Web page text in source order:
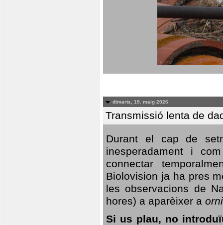
dimarts, 19. maig 2026
Transmissió lenta de
Durant el cap de
inesperadament i
connectar
Biolovision ja ha pres
les observacions de
hores) a aparèixer a
Si us plau, no